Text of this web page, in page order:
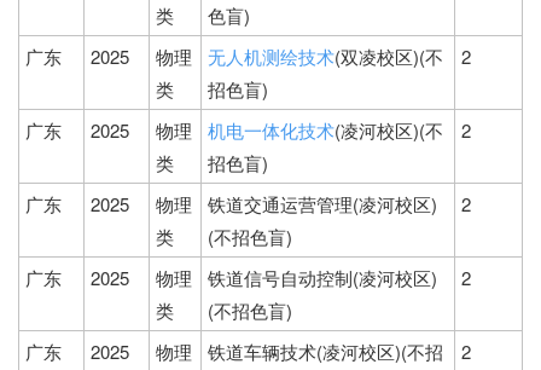
类
色盲)
广东 2025
物理
类
无人机测绘技术(双凌校区)(不
招色盲)
2
广东 2025
物理
类
机电一体化技术(凌河校区)(不
招色盲)
2
广东 2025
物理
类
铁道交通运营管理(凌河校区)
(不招色盲)
2
广东 2025
物理
类
铁道信号自动控制(凌河校区)
(不招色盲)
2
广东 2025
物理
铁道车辆技术(凌河校区)(不招
2